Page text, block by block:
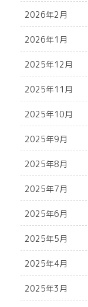
2026年2月
2026年1月
2025年12月
2025年11月
2025年10月
2025年9月
2025年8月
2025年7月
2025年6月
2025年5月
2025年4月
2025年3月